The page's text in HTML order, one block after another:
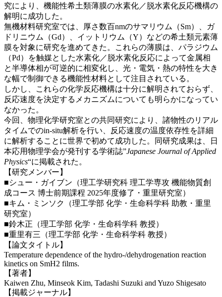
究により、機能性希土類薄膜の水素化／脱水素化反応機構の
解明に成功した。
無機材料研究室では、厚さ数百nmのサマリウム（Sm）、ガ
ドリニウム（Gd）、イットリウム（Y）などの希土類元素薄
膜を対象に研究を進めてきた。これらの薄膜は、パラジウム
（Pd）を触媒とした水素化／脱水素化反応によって金属相
と半導体相が可逆的に相変化し、光・電気・熱の特性を大き
な幅で制御できる機能性材料として注目されている。
しかし、これらの化学反応機構は十分に解明されておらず、
反応速度を決定するメカニズムについても明らかになってい
なかった。
今回、物理化学研究室との共同研究により、諸物性のリアル
タイムでのin-situ解析を行い、反応速度の温度依存性を詳細
に解析することに世界で初めて成功した。同研究成果は、日
本応用物理学会が発刊する学術誌”Japanese Journal of Applied
Physics“に掲載された。
【研究メンバー】
■シュー・ガイブン（理工学研究科 理工学専攻 機能物質創
成コース 博士前期課程 2025年度修了・重里研究室）
■キム・ミンソク（理工学部 化学・生命科学科 助教・重里
研究室）
■鈴木正（理工学部 化学・生命科学科 教授）
■重里有三（理工学部 化学・生命科学科 教授）
【論文タイトル】
Temperature dependence of the hydro-/dehydrogenation reaction
kinetics on SmH2 films.
【著者】
Kaiwen Zhu, Minseok Kim, Tadashi Suzuki and Yuzo Shigesato
【掲載ジャーナル】